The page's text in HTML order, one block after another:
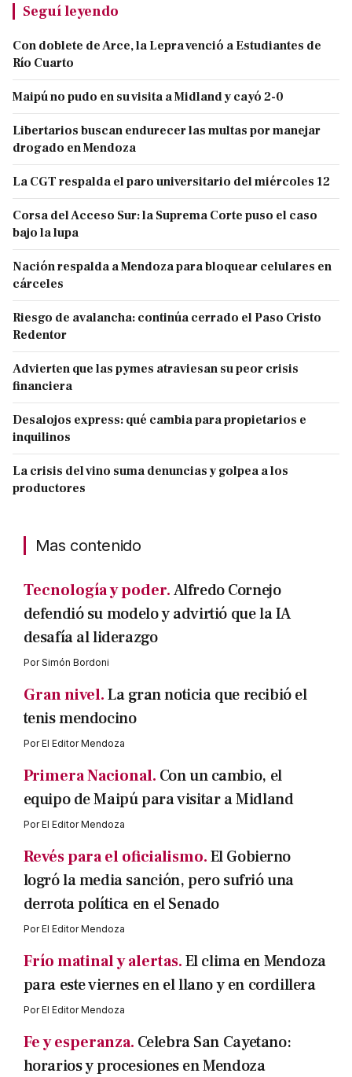
Seguí leyendo
Con doblete de Arce, la Lepra venció a Estudiantes de
Río Cuarto
Maipú no pudo en su visita a Midland y cayó 2-0
Libertarios buscan endurecer las multas por manejar
drogado en Mendoza
La CGT respalda el paro universitario del miércoles 12
Corsa del Acceso Sur: la Suprema Corte puso el caso
bajo la lupa
Nación respalda a Mendoza para bloquear celulares en
cárceles
Riesgo de avalancha: continúa cerrado el Paso Cristo
Redentor
Advierten que las pymes atraviesan su peor crisis
financiera
Desalojos express: qué cambia para propietarios e
inquilinos
La crisis del vino suma denuncias y golpea a los
productores
Mas contenido
Tecnología y poder.Alfredo Cornejo
defendió su modelo y advirtió que la IA
desafía al liderazgo
PorSimón Bordoni
Gran nivel.La gran noticia que recibió el
tenis mendocino
PorEl Editor Mendoza
Primera Nacional. Con un cambio, el
equipo de Maipú para visitar a Midland
PorEl Editor Mendoza
Revés para el oficialismo.El Gobierno
logró la media sanción, pero sufrió una
derrota política en el Senado
PorEl Editor Mendoza
Frío matinal y alertas.El clima en Mendoza
para este viernes en el llano y en cordillera
PorEl Editor Mendoza
Fe y esperanza. Celebra San Cayetano:
horarios y procesiones en Mendoza